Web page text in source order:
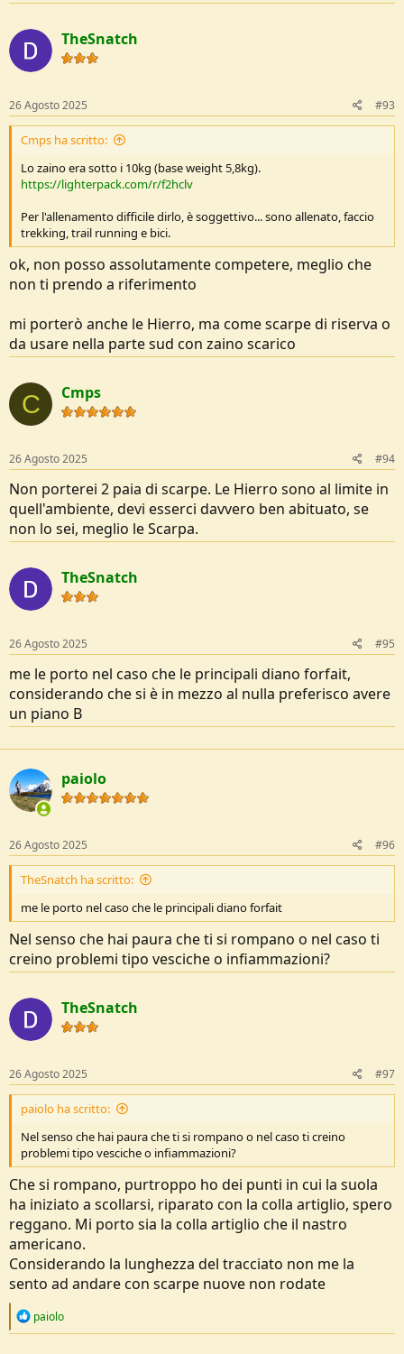
TheSnatch
26 Agosto 2025 #93
Cmps ha scritto:
Lo zaino era sotto i 10kg (base weight 5,8kg).
https://lighterpack.com/r/f2hclv
Per l'allenamento difficile dirlo, è soggettivo... sono allenato, faccio
trekking, trail running e bici.
ok, non posso assolutamente competere, meglio che
non ti prendo a riferimento
mi porterò anche le Hierro, ma come scarpe di riserva o
da usare nella parte sud con zaino scarico
C Cmps
26 Agosto 2025 #94
Non porterei 2 paia di scarpe. Le Hierro sono al limite in
quell'ambiente, devi esserci davvero ben abituato, se
non lo sei, meglio le Scarpa.
TheSnatch
26 Agosto 2025 #95
me le porto nel caso che le principali diano forfait,
considerando che si è in mezzo al nulla preferisco avere
un piano B
paiolo
26 Agosto 2025 #96
TheSnatch ha scritto:
me le porto nel caso che le principali diano forfait
Nel senso che hai paura che ti si rompano o nel caso ti
creino problemi tipo vesciche o infiammazioni?
TheSnatch
26 Agosto 2025 #97
paiolo ha scritto:
Nel senso che hai paura che ti si rompano o nel caso ti creino
problemi tipo vesciche o infiammazioni?
Che si rompano, purtroppo ho dei punti in cui la suola
ha iniziato a scollarsi, riparato con la colla artiglio, spero
reggano. Mi porto sia la colla artiglio che il nastro
americano.
Considerando la lunghezza del tracciato non me la
sento ad andare con scarpe nuove non rodate
R
paiolo